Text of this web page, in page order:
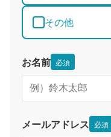
その他
お名前 必須
メールアドレス 必須